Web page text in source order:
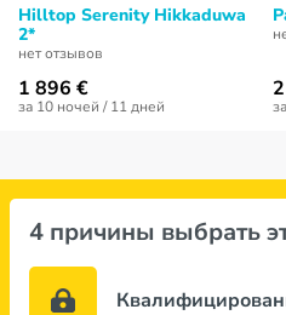
Hilltop Serenity Hikkaduwa
2*
нет отзывов
1 896 €
за 10 ночей / 11 дней
4 причины выбрать